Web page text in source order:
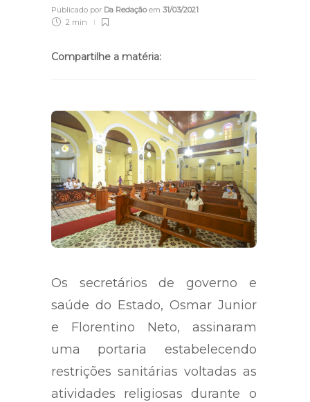
Publicado por Da Redaçãoem 31/03/2021
2 min
Compartilhe a matéria:
Os secretários de governo e
saúde do Estado, Osmar Junior
e Florentino Neto, assinaram
uma portaria estabelecendo
restrições sanitárias voltadas as
atividades religiosas durante o